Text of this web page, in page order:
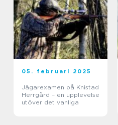
05. februari 2025
Jägarexamen på Knistad
Herrgård – en upplevelse
utöver det vanliga